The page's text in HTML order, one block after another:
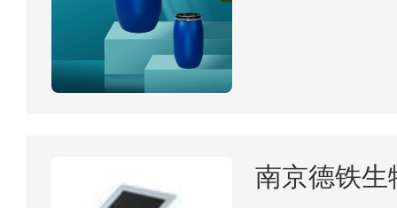
南京德铁生